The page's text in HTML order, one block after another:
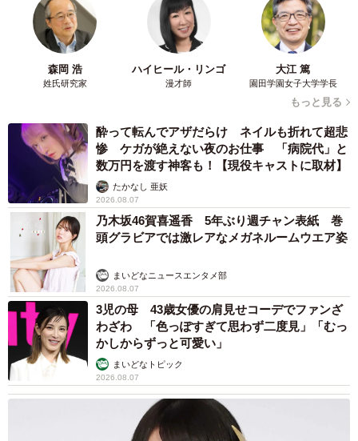
やし中華おわりました』がないのですか？」と尋ねてみた
りするのも一興かもしれない。
森岡 浩
姓氏研究家
ハイヒール・リンゴ
漫才師
大江 篤
園田学園女子大学学長
もっと見る
酔って転んでアザだらけ ネイルも折れて超悲
惨 ケガが絶えない夜のお仕事 「病院代」と
数万円を渡す神客も！【現役キャストに取材】
たかなし 亜妖
2026.08.07
乃木坂46賀喜遥香 5年ぶり週チャン表紙 巻
頭グラビアでは激レアなメガネルームウエア姿
まいどなニュースエンタメ部
2026.08.07
3児の母 43歳女優の肩見せコーデでファンざ
わざわ 「色っぽすぎて思わず二度見」「むっ
かしからずっと可愛い」
まいどなトピック
2026.08.07